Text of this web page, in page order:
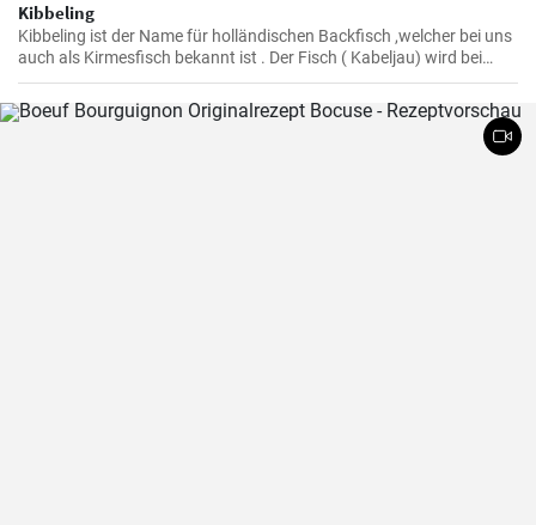
Kibbeling
Kibbeling ist der Name für holländischen Backfisch ,welcher bei uns
auch als Kirmesfisch bekannt ist . Der Fisch ( Kabeljau) wird bei
diesem Rezept in heißem Öl fritiert bis er eine knusprike Kruste hat .